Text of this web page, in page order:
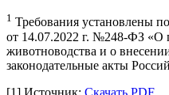
1 Требования установлены
от 14.07.2022 г. №248-ФЗ «О
животноводства и о
законодательные акты
[1] Источник: Скачать PDF